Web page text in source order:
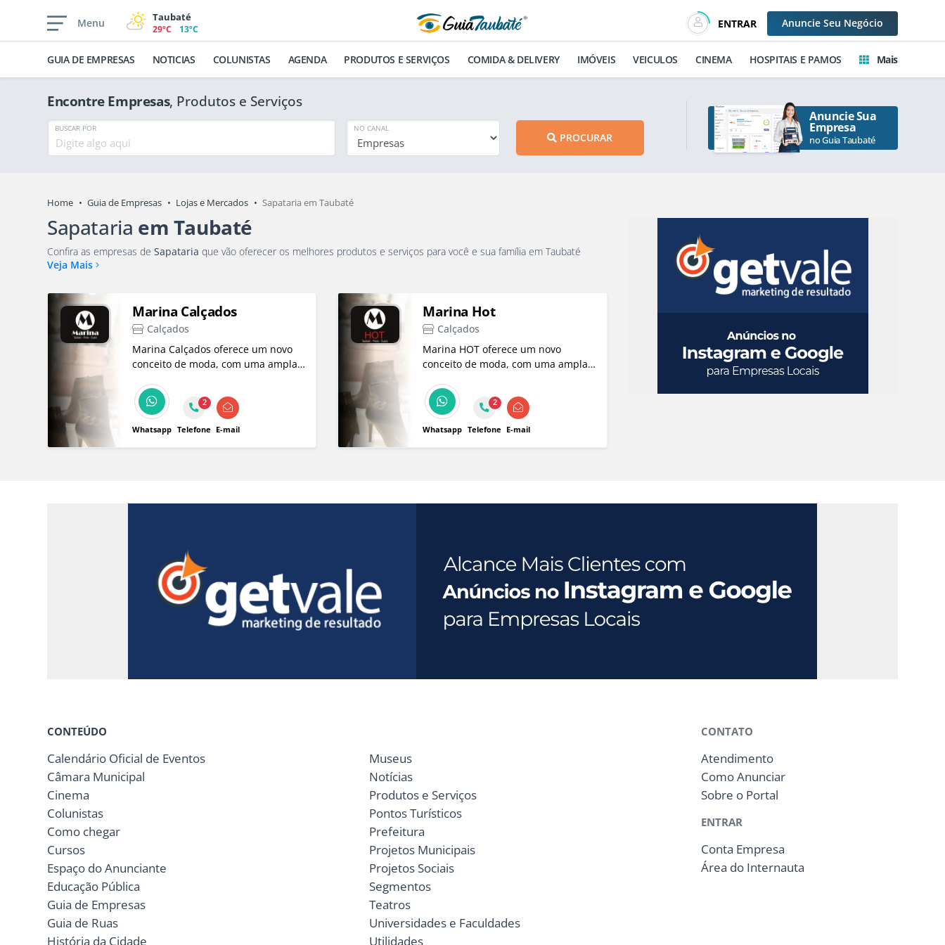
Menu Taubaté
29ºC 13ºC ENTRAR Anuncie Seu Negócio
GUIA DE EMPRESAS NOTICIAS COLUNISTAS AGENDA PRODUTOS E SERVIÇOS COMIDA & DELIVERY IMÓVEIS VEICULOS CINEMA HOSPITAIS E PAMOS Mais
Encontre Empresas, Produtos e Serviços
BUSCAR POR NO CANAL
PROCURAR
Anuncie Sua
Empresa
no Guia Taubaté
Home Guia de Empresas Lojas e Mercados Sapataria em Taubaté
Sapataria em Taubaté
Confira as empresas de Sapataria
que vão oferecer os melhores produtos e serviços para você e sua família em Taubaté
Veja Mais
Marina Calçados
Calçados
Marina Calçados oferece um novo
conceito de moda, com uma ampla
roupas e acessórios para todos os
estilos e ocasiões.
Whatsapp
2
Telefone E-mail
Marina Hot
Calçados
Marina HOT oferece um novo
conceito de moda, com uma ampla
roupas e acessórios para todos os
estilos e ocasiões.
Whatsapp
2
Telefone E-mail
CONTEÚDO
Calendário Oficial de Eventos
Câmara Municipal
Cinema
Colunistas
Como chegar
Cursos
Espaço do Anunciante
Educação Pública
Guia de Empresas
Guia de Ruas
História da Cidade
Museus
Notícias
Produtos e Serviços
Pontos Turísticos
Prefeitura
Projetos Municipais
Projetos Sociais
Segmentos
Teatros
Universidades e Faculdades
Utilidades
CONTATO
Atendimento
Como Anunciar
Sobre o Portal
ENTRAR
Conta Empresa
Área do Internauta